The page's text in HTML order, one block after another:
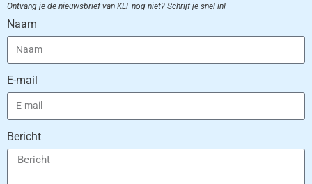
Ontvang je de nieuwsbrief van KLT nog niet? Schrijf je snel in!
Naam
E-mail
Bericht